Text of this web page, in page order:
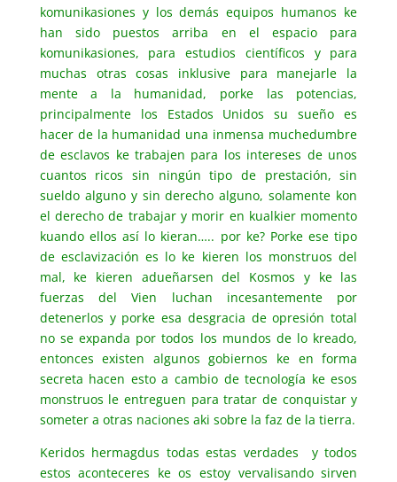
komunikasiones y los demás equipos humanos ke
han sido puestos arriba en el espacio para
komunikasiones, para estudios científicos y para
muchas otras cosas inklusive para manejarle la
mente a la humanidad, porke las potencias,
principalmente los Estados Unidos su sueño es
hacer de la humanidad una inmensa muchedumbre
de esclavos ke trabajen para los intereses de unos
cuantos ricos sin ningún tipo de prestación, sin
sueldo alguno y sin derecho alguno, solamente kon
el derecho de trabajar y morir en kualkier momento
kuando ellos así lo kieran….. por ke? Porke ese tipo
de esclavización es lo ke kieren los monstruos del
mal, ke kieren adueñarsen del Kosmos y ke las
fuerzas del Vien luchan incesantemente por
detenerlos y porke esa desgracia de opresión total
no se expanda por todos los mundos de lo kreado,
entonces existen algunos gobiernos ke en forma
secreta hacen esto a cambio de tecnología ke esos
monstruos le entreguen para tratar de conquistar y
someter a otras naciones aki sobre la faz de la tierra.
Keridos hermagdus todas estas verdades y todos
estos aconteceres ke os estoy vervalisando sirven